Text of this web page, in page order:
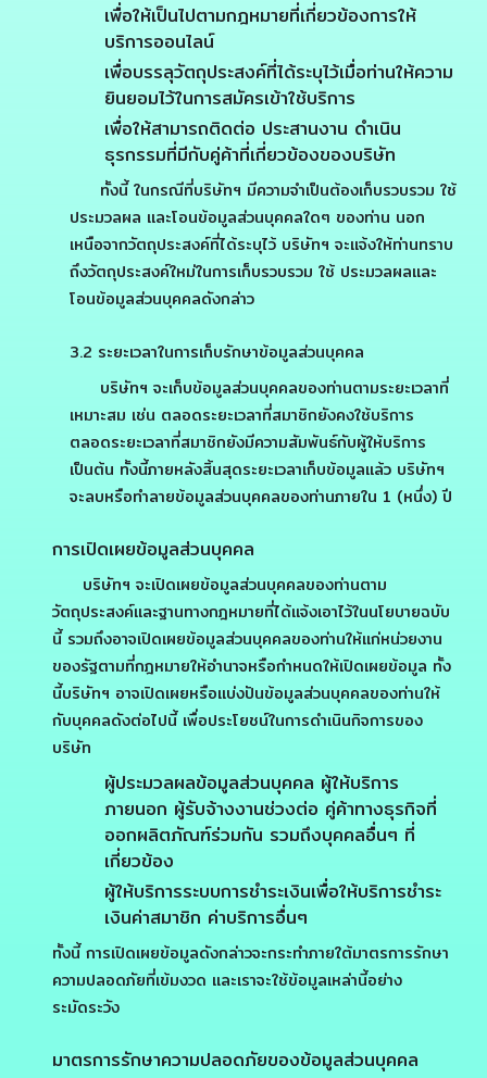
เพื่อให้เป็นไปตามกฎหมายที่เกี่ยวข้องการให้
บริการออนไลน์
เพื่อบรรลุวัตถุประสงค์ที่ได้ระบุไว้เมื่อท่านให้ความ
ยินยอมไว้ในการสมัครเข้าใช้บริการ
เพื่อให้สามารถติดต่อ ประสานงาน ดำเนิน
ธุรกรรมที่มีกับคู่ค้าที่เกี่ยวข้องของบริษัท
ทั้งนี้ ในกรณีที่บริษัทฯ มีความจำเป็นต้องเก็บรวบรวม ใช้
ประมวลผล และโอนข้อมูลส่วนบุคคลใดๆ ของท่าน นอก
เหนือจากวัตถุประสงค์ที่ได้ระบุไว้ บริษัทฯ จะแจ้งให้ท่านทราบ
ถึงวัตถุประสงค์ใหม่ในการเก็บรวบรวม ใช้ ประมวลผลและ
โอนข้อมูลส่วนบุคคลดังกล่าว
3.2 ระยะเวลาในการเก็บรักษาข้อมูลส่วนบุคคล
บริษัทฯ จะเก็บข้อมูลส่วนบุคคลของท่านตามระยะเวลาที่
เหมาะสม เช่น ตลอดระยะเวลาที่สมาชิกยังคงใช้บริการ
ตลอดระยะเวลาที่สมาชิกยังมีความสัมพันธ์กับผู้ให้บริการ
เป็นต้น ทั้งนี้ภายหลังสิ้นสุดระยะเวลาเก็บข้อมูลแล้ว บริษัทฯ
จะลบหรือทำลายข้อมูลส่วนบุคคลของท่านภายใน 1 (หนึ่ง) ปี
การเปิดเผยข้อมูลส่วนบุคคล
บริษัทฯ จะเปิดเผยข้อมูลส่วนบุคคลของท่านตาม
วัตถุประสงค์และฐานทางกฎหมายที่ได้แจ้งเอาไว้ในนโยบายฉบับ
นี้ รวมถึงอาจเปิดเผยข้อมูลส่วนบุคคลของท่านให้แก่หน่วยงาน
ของรัฐตามที่กฎหมายให้อำนาจหรือกำหนดให้เปิดเผยข้อมูล ทั้ง
นี้บริษัทฯ อาจเปิดเผยหรือแบ่งปันข้อมูลส่วนบุคคลของท่านให้
กับบุคคลดังต่อไปนี้ เพื่อประโยชน์ในการดำเนินกิจการของ
บริษัท
ผู้ประมวลผลข้อมูลส่วนบุคคล ผู้ให้บริการ
ภายนอก ผู้รับจ้างงานช่วงต่อ คู่ค้าทางธุรกิจที่
ออกผลิตภัณฑ์ร่วมกัน รวมถึงบุคคลอื่นๆ ที่
เกี่ยวข้อง
ผู้ให้บริการระบบการชำระเงินเพื่อให้บริการชำระ
เงินค่าสมาชิก ค่าบริการอื่นๆ
ทั้งนี้ การเปิดเผยข้อมูลดังกล่าวจะกระทำภายใต้มาตรการรักษา
ความปลอดภัยที่เข้มงวด และเราจะใช้ข้อมูลเหล่านี้อย่าง
ระมัดระวัง
มาตรการรักษาความปลอดภัยของข้อมูลส่วนบุคคล